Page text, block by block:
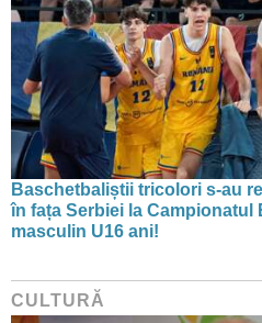
Baschetbaliștii tricolori s-au
în fața Serbiei la Campionatul
masculin U16 ani!
CULTURĂ